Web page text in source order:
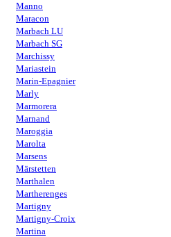
Manno
Maracon
Marbach LU
Marbach SG
Marchissy
Mariastein
Marin-Epagnier
Marly
Marmorera
Marnand
Maroggia
Marolta
Marsens
Märstetten
Marthalen
Martherenges
Martigny
Martigny-Croix
Martina